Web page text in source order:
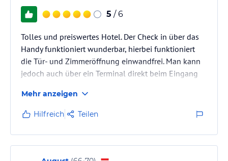
5 / 6
Tolles und preiswertes Hotel. Der Check in über das
Handy funktioniert wunderbar, hierbei funktioniert
die Tür- und Zimmeröffnung einwandfrei. Man kann
jedoch auch über ein Terminal direkt beim Eingang
Sehr großer Eingangs- und Allgemeinbereich. Auch
die Zimmer funktional und gut eingerichtet. Sehr
sauberer Eindruck überall. Da man überall und für
alles Platz hat, wirkt das Zimmer sehr offen und groß.
Auch im Bad mit bodengleicher Regendusche fühlt
man sich sehr wohl.
Mehr anzeigen
Hilfreich Teilen